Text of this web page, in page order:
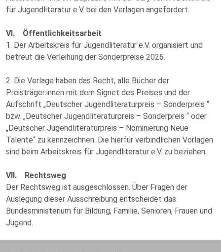
für Jugendliteratur e.V. bei den Verlagen angefordert.
VI. Öffentlichkeitsarbeit
1. Der Arbeitskreis für Jugendliteratur e.V. organisiert und
betreut die Verleihung der Sonderpreise 2026.
2. Die Verlage haben das Recht, alle Bücher der
Preisträger:innen mit dem Signet des Preises und der
Aufschrift „Deutscher Jugendliteraturpreis – Sonderpreis “
bzw. „Deutscher Jugendliteraturpreis – Sonderpreis “ oder
„Deutscher Jugendliteraturpreis – Nominierung Neue
Talente“ zu kennzeichnen. Die hierfür verbindlichen Vorlagen
sind beim Arbeitskreis für Jugendliteratur e.V. zu beziehen.
VII. Rechtsweg
Der Rechtsweg ist ausgeschlossen. Über Fragen der
Auslegung dieser Ausschreibung entscheidet das
Bundesministerium für Bildung, Familie, Senioren, Frauen und
Jugend.